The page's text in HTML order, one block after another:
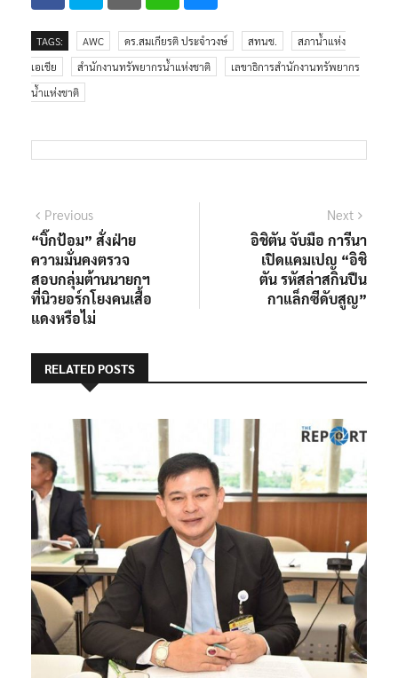
TAGS: AWC ดร.สมเกียรติ ประจำวงษ์ สทนช.
สภาน้ำแห่ง
เอเชีย
สำนักงานทรัพยากรน้ำแห่งชาติ
เลขาธิการสำนักงานทรัพยากร
น้ำแห่งชาติ
Previous
“บิ๊กป้อม” สั่งฝ่าย
ความมั่นคงตรวจ
สอบกลุ่มต้านนายกฯ
ที่นิวยอร์กโยงคนเสื้อ
แดงหรือไม่
Next
อิชิตัน จับมือ การีนา
เปิดแคมเปญ “อิชิ
ตัน รหัสล่าสกินปืน
กาแล็กซีดับสูญ”
RELATED POSTS